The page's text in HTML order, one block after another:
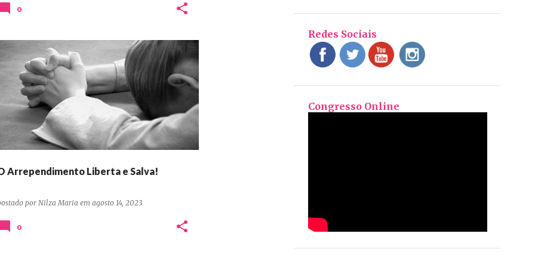
0
Arrependimento Liberta e Salva!
por Nilza Maria em agosto 14, 2023
DEVOCIONAIS CONFIANÇA ORAÇÃO ADORAÇÃO
DEVOCIONAIS CONFIANÇA ORAÇÃO PERSEVERANÇA
0
Redes Sociais
Congresso Online